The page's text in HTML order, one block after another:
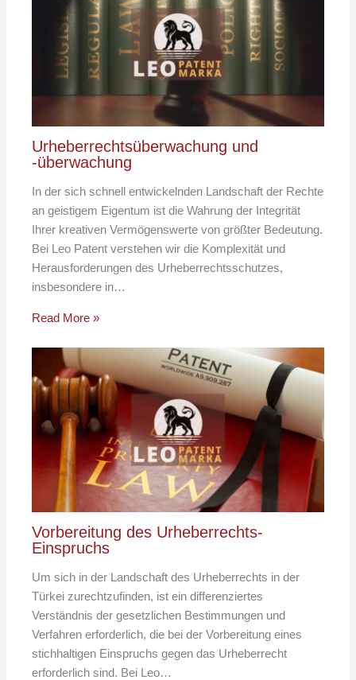
Urheberrechtsüberwachung und
-überwachung
In der sich schnell entwickelnden Landschaft der Rechte
an geistigem Eigentum ist die Wahrung der Integrität
Ihrer kreativen Vermögenswerte von größter Bedeutung.
Bei Leo Patent verstehen wir die Komplexität und
Herausforderungen des Urheberrechtsschutzes,
insbesondere in…
Read More »
Vorbereitung des Urheberrechts-
Einspruchs
Um sich in der Landschaft des Urheberrechts in der
Türkei zurechtzufinden, ist ein differenziertes
Verständnis der gesetzlichen Bestimmungen und
Verfahren erforderlich, die bei der Vorbereitung eines
stichhaltigen Einspruchs gegen das Urheberrecht
erforderlich sind. Bei Leo…